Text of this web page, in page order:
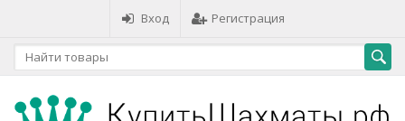
Вход Регистрация